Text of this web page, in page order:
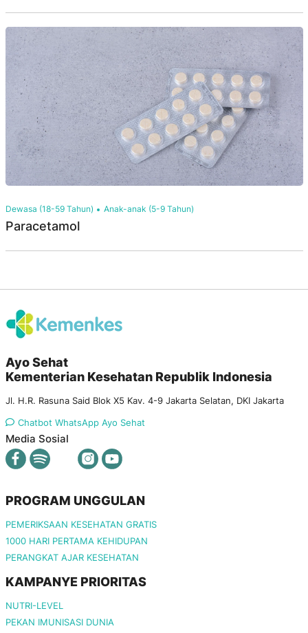
Dewasa (18-59 Tahun) Anak-anak (5-9 Tahun)
Paracetamol
Ayo Sehat
Kementerian Kesehatan Republik Indonesia
Jl. H.R. Rasuna Said Blok X5 Kav. 4-9 Jakarta Selatan, DKI Jakarta
Chatbot WhatsApp Ayo Sehat
Media Sosial
PROGRAM UNGGULAN
PEMERIKSAAN KESEHATAN GRATIS
1000 HARI PERTAMA KEHIDUPAN
PERANGKAT AJAR KESEHATAN
KAMPANYE PRIORITAS
NUTRI-LEVEL
PEKAN IMUNISASI DUNIA